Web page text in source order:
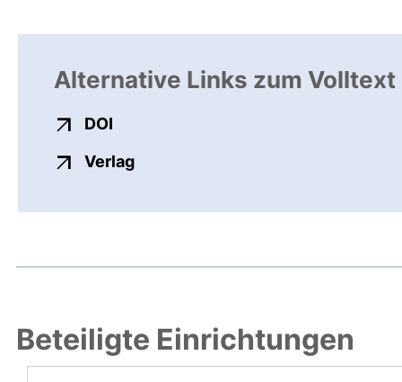
Alternative Links zum Volltext
DOI
Verlagexterner Link, öffnet neues
Beteiligte Einrichtungen